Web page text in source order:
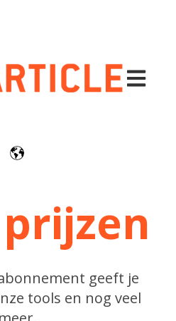
prijzen
geeft je
tools en nog veel